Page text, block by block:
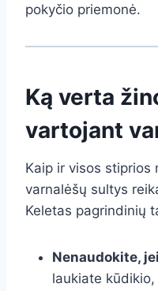
pokyčio priemonė.
Ką verta
vartojant
Kaip ir visos stiprios
varnalėšų sultys
Keletas pagrindinių
Nenaudokite, jei
laukiate